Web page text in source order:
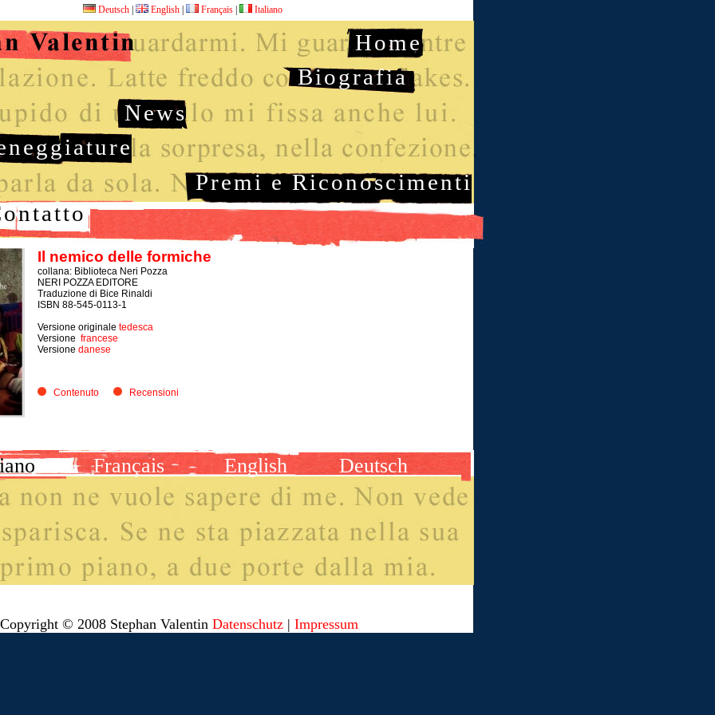
Deutsch English Français Italiano
Home
Biografia
News
Premi e Riconoscimenti
Il nemico delle formiche
collana: Biblioteca Neri Pozza
NERI POZZA EDITORE
Traduzione di Bice Rinaldi
ISBN 88-545-0113-1
Versione originale tedesca
Versione francese
Versione danese
Contenuto Recensioni
Deutsch
English
Français
Copyright © 2008 Stephan Valentin Datenschutz| Impressum